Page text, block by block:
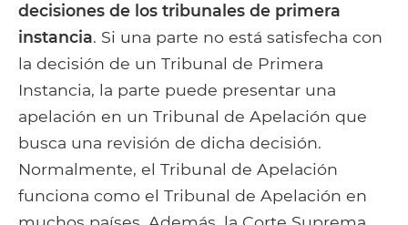
decisiones de los tribunales de primera
instancia. Si una parte no está satisfecha con
la decisión de un Tribunal de Primera
Instancia, la parte puede presentar una
apelación en un Tribunal de Apelación que
busca una revisión de dicha decisión.
Normalmente, el Tribunal de Apelación
funciona como el Tribunal de Apelación en